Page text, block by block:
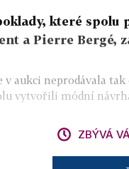
které
a Pierre Bergé,
v aukci neprodávala
vytvořili módní
ZBÝVÁ